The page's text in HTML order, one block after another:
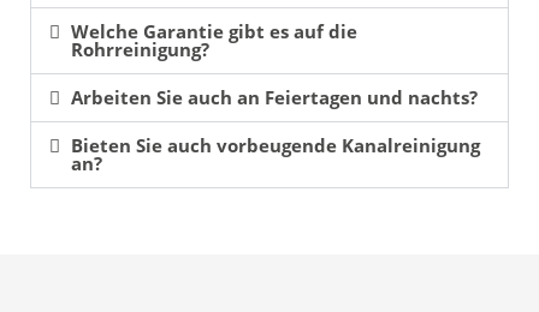
Welche Garantie gibt es auf die
Rohrreinigung?
Arbeiten Sie auch an Feiertagen und nachts?
Bieten Sie auch vorbeugende Kanalreinigung
an?